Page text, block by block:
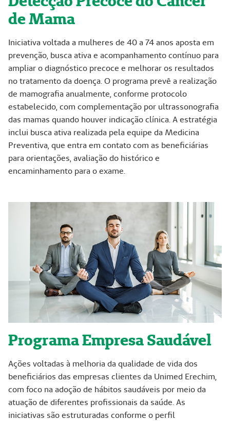
de Mama
Iniciativa voltada a mulheres de 40 a 74 anos aposta em
prevenção, busca ativa e acompanhamento contínuo para
ampliar o diagnóstico precoce e melhorar os resultados
no tratamento da doença. O programa prevê a realização
de mamografia anualmente, conforme protocolo
estabelecido, com complementação por ultrassonografia
das mamas quando houver indicação clínica. A estratégia
inclui busca ativa realizada pela equipe da Medicina
Preventiva, que entra em contato com as beneficiárias
para orientações, avaliação do histórico e
encaminhamento para o exame.
Programa Empresa Saudável
Ações voltadas à melhoria da qualidade de vida dos
beneficiários das empresas clientes da Unimed Erechim,
com foco na adoção de hábitos saudáveis por meio da
atuação de diferentes profissionais da saúde. As
iniciativas são estruturadas conforme o perfil